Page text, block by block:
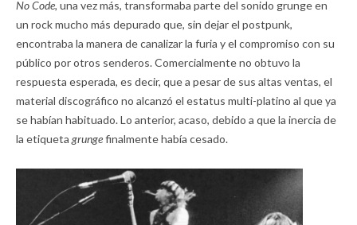
No Code, una vez más, transformaba parte del sonido grunge en
un rock mucho más depurado que, sin dejar el postpunk,
encontraba la manera de canalizar la furia y el compromiso con su
público por otros senderos. Comercialmente no obtuvo la
respuesta esperada, es decir, que a pesar de sus altas ventas, el
material discográfico no alcanzó el estatus multi-platino al que ya
se habían habituado. Lo anterior, acaso, debido a que la inercia de
la etiqueta grungefinalmente había cesado.